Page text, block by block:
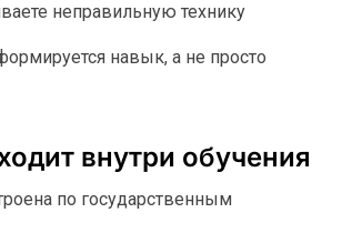
неправильную технику
навык, а не просто
внутри обучения
по государственным